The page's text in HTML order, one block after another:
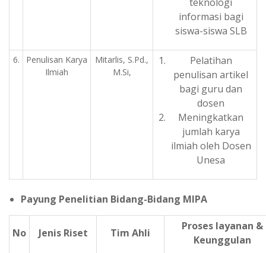
informasi bagi
siswa-siswa SLB
6.
Penulisan Karya
Ilmiah
Mitarlis, S.Pd.,
M.Si,
Pelatihan
penulisan artikel
bagi guru dan
dosen
Meningkatkan
jumlah karya
ilmiah oleh Dosen
Unesa
Payung Penelitian Bidang-Bidang MIPA
No Jenis Riset Tim Ahli
Proses layanan &
Keunggulan